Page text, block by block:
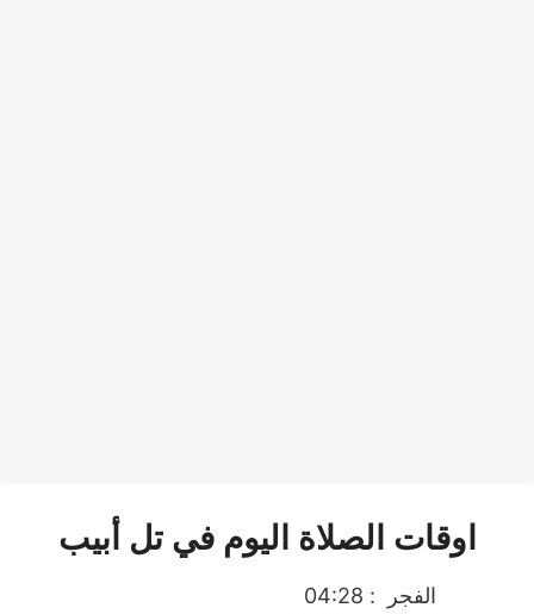
اوقات الصلاة اليوم في تل أبيب
الفجر
: 04:28